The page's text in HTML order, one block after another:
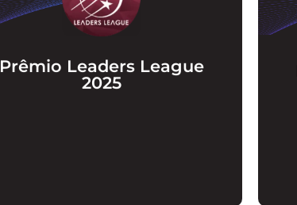
Prêmio Leaders League
2025
Fomos reconhecidos novamente como um
dos escritórios mais recomendados do
Brasil nas áreas de Tecnologia e Proteção